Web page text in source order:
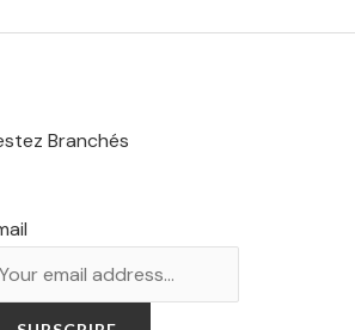
Branchés